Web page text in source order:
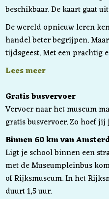
beschikbaar. De kaart gaat
De wereld opnieuw leren
handel beter begrijpen.
tijdsgeest. Met een prachtig
Lees meer
Gratis busvervoer
Vervoer naar het museum
gratis busvervoer. Zo hoef
Binnen 60 km van
Ligt je school binnen een
met de Museumpleinbus
of Rijksmuseum. In het
duurt 1,5 uur.